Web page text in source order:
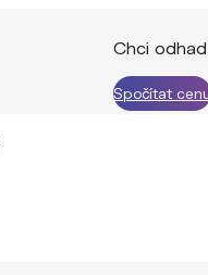
Chci
Spočítat